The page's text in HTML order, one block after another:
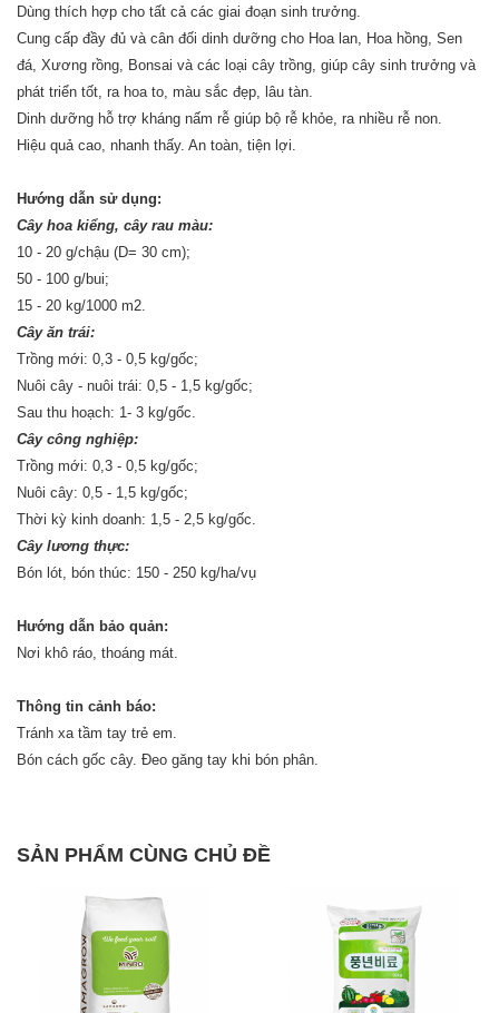
Dùng thích hợp cho tất cả các giai đoạn sinh trưởng.
Cung cấp đầy đủ và cân đối dinh dưỡng cho Hoa lan, Hoa hồng, Sen
đá, Xương rồng, Bonsai và các loại cây trồng, giúp cây sinh trưởng và
phát triển tốt, ra hoa to, màu sắc đẹp, lâu tàn.
Dinh dưỡng hỗ trợ kháng nấm rễ giúp bộ rễ khỏe, ra nhiều rễ non.
Hiệu quả cao, nhanh thấy. An toàn, tiện lợi.
Hướng dẫn sử dụng:
Cây hoa kiểng, cây rau màu:
10 - 20 g/chậu (D= 30 cm);
50 - 100 g/bui;
15 - 20 kg/1000 m2.
Cây ăn trái:
Trồng mới: 0,3 - 0,5 kg/gốc;
Nuôi cây - nuôi trái: 0,5 - 1,5 kg/gốc;
Sau thu hoạch: 1- 3 kg/gốc.
Cây công nghiệp:
Trồng mới: 0,3 - 0,5 kg/gốc;
Nuôi cây: 0,5 - 1,5 kg/gốc;
Thời kỳ kinh doanh: 1,5 - 2,5 kg/gốc.
Cây lương thực:
Bón lót, bón thúc: 150 - 250 kg/ha/vụ
Hướng dẫn bảo quản:
Nơi khô ráo, thoáng mát.
Thông tin cảnh báo:
Tránh xa tầm tay trẻ em.
Bón cách gốc cây. Đeo găng tay khi bón phân.
SẢN PHẨM CÙNG CHỦ ĐỀ